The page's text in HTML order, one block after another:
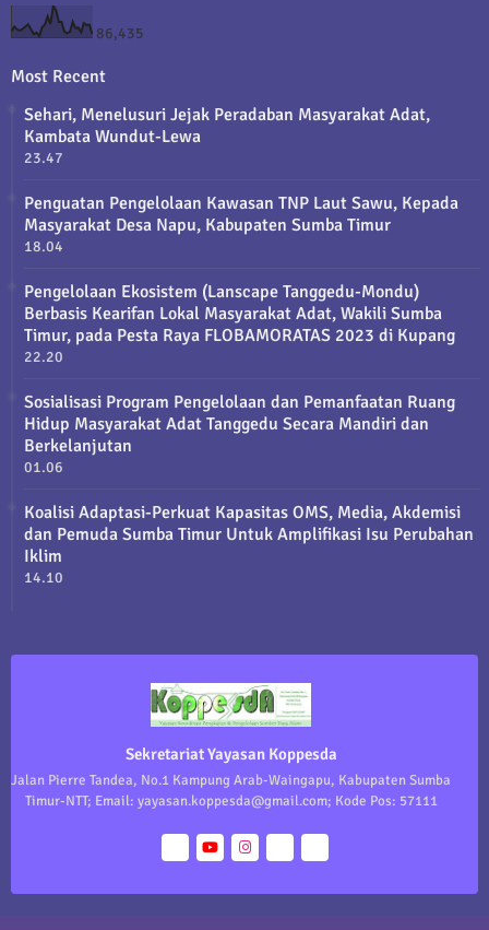
86,435
Most Recent
Sehari, Menelusuri Jejak Peradaban Masyarakat Adat,
Kambata Wundut-Lewa
23.47
Penguatan Pengelolaan Kawasan TNP Laut Sawu, Kepada
Masyarakat Desa Napu, Kabupaten Sumba Timur
18.04
Pengelolaan Ekosistem (Lanscape Tanggedu-Mondu)
Berbasis Kearifan Lokal Masyarakat Adat, Wakili Sumba
Timur, pada Pesta Raya FLOBAMORATAS 2023 di Kupang
22.20
Sosialisasi Program Pengelolaan dan Pemanfaatan Ruang
Hidup Masyarakat Adat Tanggedu Secara Mandiri dan
Berkelanjutan
01.06
Koalisi Adaptasi-Perkuat Kapasitas OMS, Media, Akdemisi
dan Pemuda Sumba Timur Untuk Amplifikasi Isu Perubahan
Iklim
14.10
Sekretariat Yayasan Koppesda
Jalan Pierre Tandea, No.1 Kampung Arab-Waingapu, Kabupaten Sumba
Timur-NTT; Email: yayasan.koppesda@gmail.com; Kode Pos: 57111